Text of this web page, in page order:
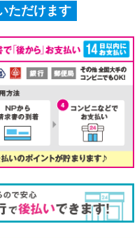
ただけます